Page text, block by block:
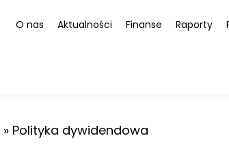
O nas Aktualności Finanse Raporty
» Polityka dywidendowa